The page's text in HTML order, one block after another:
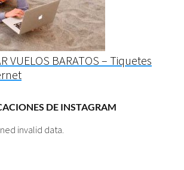
VUELOS BARATOS – Tiquetes
DE INSTAGRAM
invalid data.